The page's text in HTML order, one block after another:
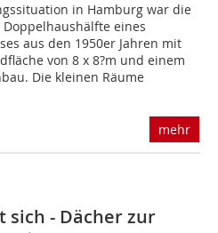
in Hamburg war die
eines
aus den 1950er Jahren mit
von 8 x 8?m und einem
Die kleinen Räume
mehr
sich - Dächer zur